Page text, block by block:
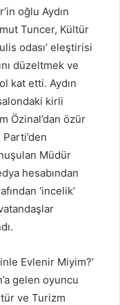
a
i
l
oğlu Aydın
Tuncer, Kültür
odası’ eleştirisi
düzeltmek ve
kat etti. Aydın
kirli
Özinal’dan özür
Müdür
hesabından
‘incelik’
Evlenir Miyim?’
gelen oyuncu
ve Turizm